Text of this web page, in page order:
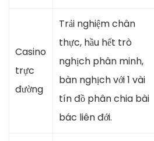
Casino
trực
đường
Trải nghiệm chân
thực, hầu hết trò
nghịch phân minh,
bàn nghịch với 1 vài
tín đồ phân chia bài
bác liên đới.